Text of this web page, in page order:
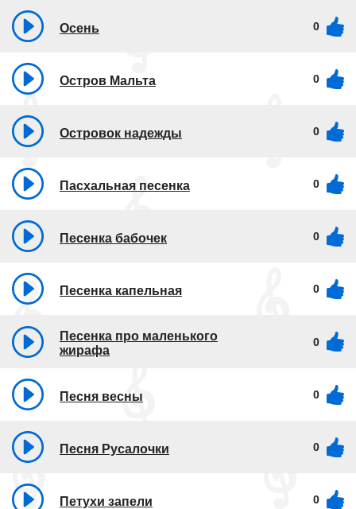
Осень 0
Остров Мальта 0
Островок надежды 0
Пасхальная песенка 0
Песенка бабочек 0
Песенка капельная 0
Песенка про маленького
жирафа
0
Песня весны 0
Песня Русалочки 0
Петухи запели 0